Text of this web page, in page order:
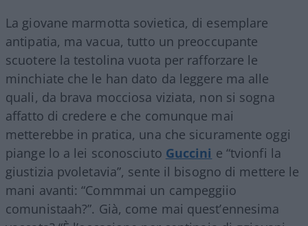
La giovane marmotta sovietica, di esemplare
antipatia, ma vacua, tutto un preoccupante
scuotere la testolina vuota per rafforzare le
minchiate che le han dato da leggere ma alle
quali, da brava mocciosa viziata, non si sogna
affatto di credere e che comunque mai
metterebbe in pratica, una che sicuramente oggi
piange lo a lei sconosciuto Guccini e “tvionfi la
giustizia pvoletavia”, sente il bisogno di mettere le
mani avanti: “Commmai un campeggiio
comunistaah?”. Già, come mai quest’ennesima